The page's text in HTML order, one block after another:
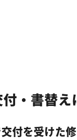
・書替え
付を受けた